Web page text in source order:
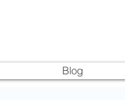
Blog